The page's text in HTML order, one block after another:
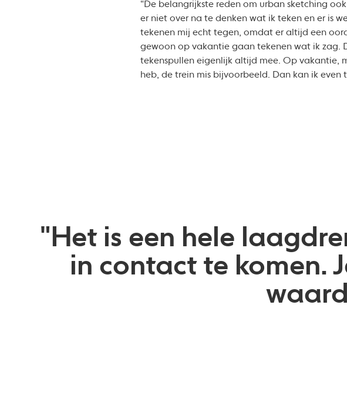
“De belangrijkste reden om urban sketching
er niet over na te denken wat ik teken en er is
tekenen mij echt tegen, omdat er altijd een
gewoon op vakantie gaan tekenen wat ik zag.
tekenspullen eigenlijk altijd mee. Op vakantie,
heb, de trein mis bijvoorbeeld. Dan kan ik even
"Het is een hele
in contact te komen.